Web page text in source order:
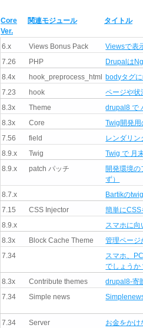
Core
Ver.
関連モジュール タイトル
6.x Views Bonus Pack
Viewsで表
7.26 PHP
Drupalは
8.4x hook_preprocess_html
bodyタグ
7.23 hook
ページや状
8.3x Theme
drupal8 で
8.3x Core
Twig開発用
7.56 field
レンダリ
8.9.x Twig
Twig で 月
8.9.x patch パッチ
開発環境の
ず）
8.7.x
Bartikの
7.15 CSS Injector
簡単に
8.9.x
スマホに向
8.3x Block Cache Theme
管理ページ
7.34
スマホ、
でしょうか
8.3x Contribute themes
drupal8-寄
7.34 Simple news
7.34 Server お金をかけ